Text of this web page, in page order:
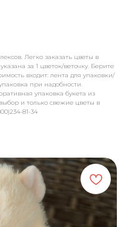
Легко заказать цветы в
за 1 цветок/веточку. Берите
входит: лента для упаковки/
при надобности.
упаковка букета из
и только свежие цветы в
81-34